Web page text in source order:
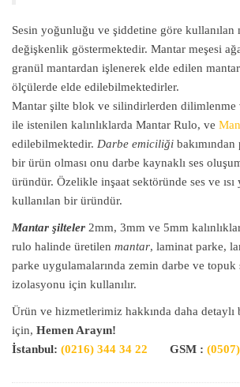
Sesin yoğunluğu ve şiddetine göre kullanılan
değişkenlik göstermektedir. Mantar meşesi
granül mantardan işlenerek elde edilen
ölçülerde elde edilebilmektedirler.
Mantar şilte blok ve silindirlerden dilimlenme
ile istenilen kalınlıklarda Mantar Rulo, ve
edilebilmektedir. Darbe emiciliği
bir ürün olması onu darbe kaynaklı ses
üründür. Özelikle inşaat sektöründe ses ve ısı
kullanılan bir üründür.
Mantar şilteler 2mm, 3mm ve 5mm
rulo halinde üretilen mantar, laminat parke,
parke uygulamalarında zemin darbe ve topuk
izolasyonu için kullanılır.
Ürün ve hizmetlerimiz hakkında daha detaylı
için, Hemen Arayın!
İstanbul: (0216) 344 34 22 GSM :